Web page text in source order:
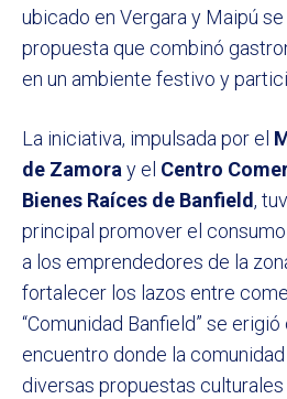
ubicado en Vergara y Maipú
propuesta que combinó
en un ambiente festivo y
La iniciativa, impulsada por el
de Zamoray el Centro
Bienes Raíces de Banfield,
principal promover el
a los emprendedores de la
fortalecer los lazos entre
“Comunidad Banfield” se
encuentro donde la
diversas propuestas